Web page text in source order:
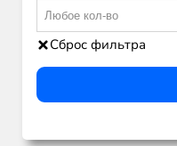
Любое кол-во
Сброс фильтра